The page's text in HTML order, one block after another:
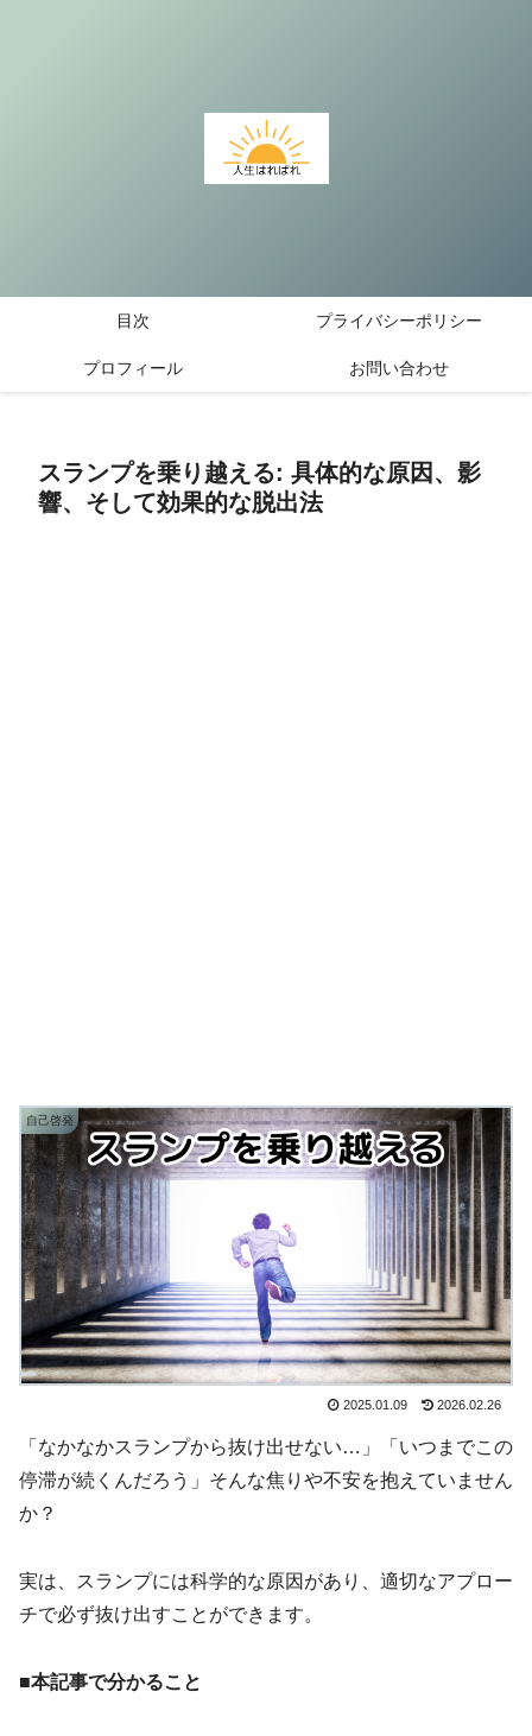
目次 プライバシーポリシー
プロフィール お問い合わせ
スランプを乗り越える: 具体的な原因、影
響、そして効果的な脱出法
自己啓発
2025.01.09 2026.02.26
「なかなかスランプから抜け出せない…」「いつまでこの
停滞が続くんだろう」そんな焦りや不安を抱えていません
か？
実は、スランプには科学的な原因があり、適切なアプロー
チで必ず抜け出すことができます。
■本記事で分かること